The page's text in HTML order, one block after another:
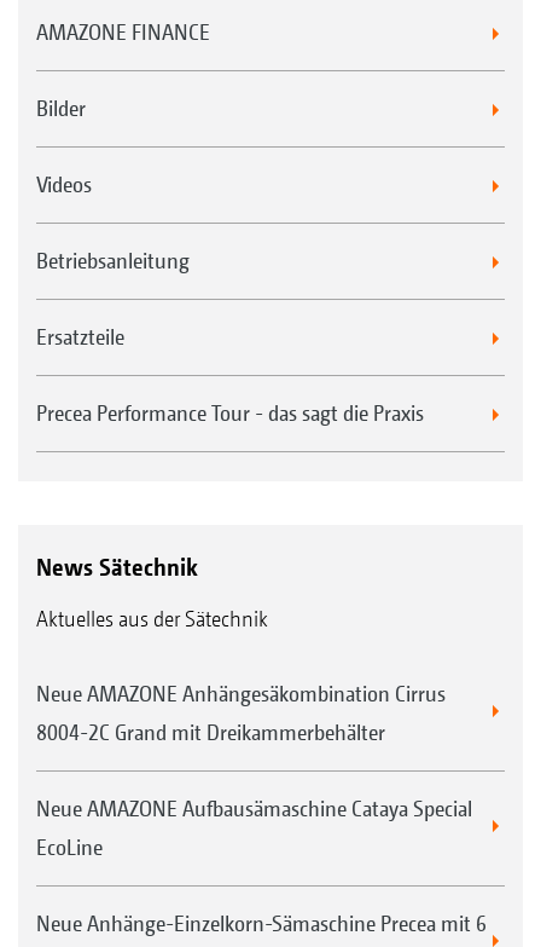
AMAZONE FINANCE
Bilder
Videos
Betriebsanleitung
Ersatzteile
Precea Performance Tour - das sagt die Praxis
News Sätechnik
Aktuelles aus der Sätechnik
Neue AMAZONE Anhängesäkombination Cirrus
8004-2C Grand mit Dreikammerbehälter
Neue AMAZONE Aufbausämaschine Cataya Special
EcoLine
Neue Anhänge-Einzelkorn-Sämaschine Precea mit 6